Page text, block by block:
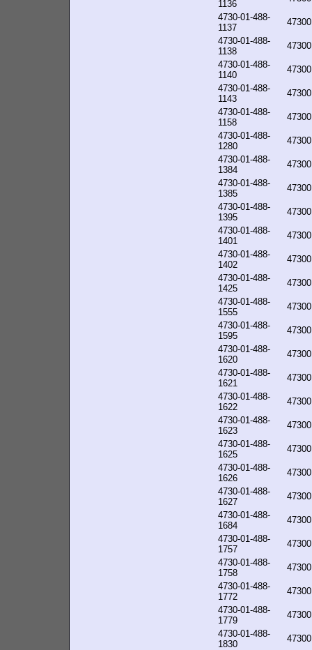
1136
4730-01-488-
1137
4730-01-488-
1138
4730-01-488-
1140
4730-01-488-
1143
4730-01-488-
1158
4730-01-488-
1280
4730-01-488-
1384
4730-01-488-
1385
4730-01-488-
1395
4730-01-488-
1401
4730-01-488-
1402
4730-01-488-
1425
4730-01-488-
1555
4730-01-488-
1595
4730-01-488-
1620
4730-01-488-
1621
4730-01-488-
1622
4730-01-488-
1623
4730-01-488-
1625
4730-01-488-
1626
4730-01-488-
1627
4730-01-488-
1684
4730-01-488-
1757
4730-01-488-
1758
4730-01-488-
1772
4730-01-488-
1779
4730-01-488-
1830